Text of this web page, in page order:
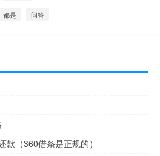
都是 问答
（360借条是正规的）